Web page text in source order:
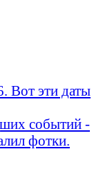
Вот эти даты
событий -
фотки.